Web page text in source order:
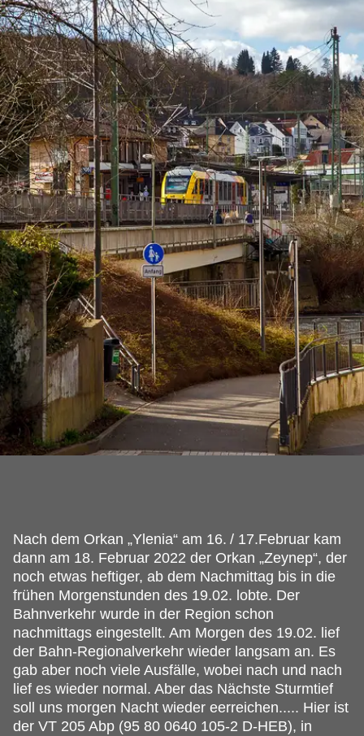
Nach dem Orkan „Ylenia“ am 16. / 17.Februar kam
dann am 18. Februar 2022 der Orkan „Zeynep“, der
noch etwas heftiger, ab dem Nachmittag bis in die
frühen Morgenstunden des 19.02. lobte. Der
Bahnverkehr wurde in der Region schon
nachmittags eingestellt. Am Morgen des 19.02. lief
der Bahn-Regionalverkehr wieder langsam an. Es
gab aber noch viele Ausfälle, wobei nach und nach
lief es wieder normal. Aber das Nächste Sturmtief
soll uns morgen Nacht wieder eerreichen..... Hier ist
der VT 205 Abp (95 80 0640 105-2 D-HEB), in